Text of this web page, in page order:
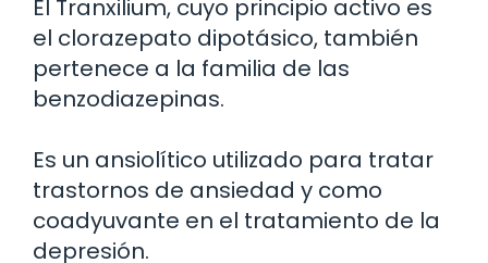
El Tranxilium, cuyo principio activo es
el clorazepato dipotásico, también
pertenece a la familia de las
benzodiazepinas.
Es un ansiolítico utilizado para tratar
trastornos de ansiedad y como
coadyuvante en el tratamiento de la
depresión.